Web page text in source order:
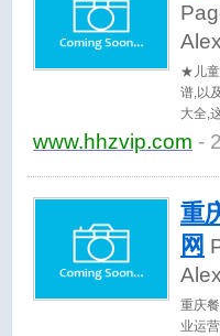
★儿童
谱,以
大全,
www.hhzvip.com -
重
网
重庆
业运